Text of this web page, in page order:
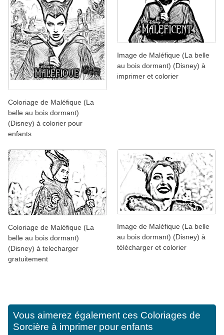
Coloriage de Maléfique (La
belle au bois dormant)
(Disney) à colorier pour
enfants
Image de Maléfique (La belle
au bois dormant) (Disney) à
imprimer et colorier
Coloriage de Maléfique (La
belle au bois dormant)
(Disney) à telecharger
gratuitement
Image de Maléfique (La belle
au bois dormant) (Disney) à
télécharger et colorier
Vous aimerez également ces Coloriages de
Sorcière à imprimer pour enfants